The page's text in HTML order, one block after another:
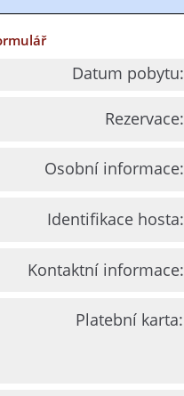
Datum pobytu:
Rezervace:
Osobní informace:
Identifikace hosta:
Kontaktní informace:
Platební karta: